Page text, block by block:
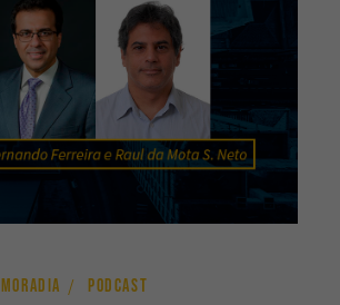
MORADIA PODCAST